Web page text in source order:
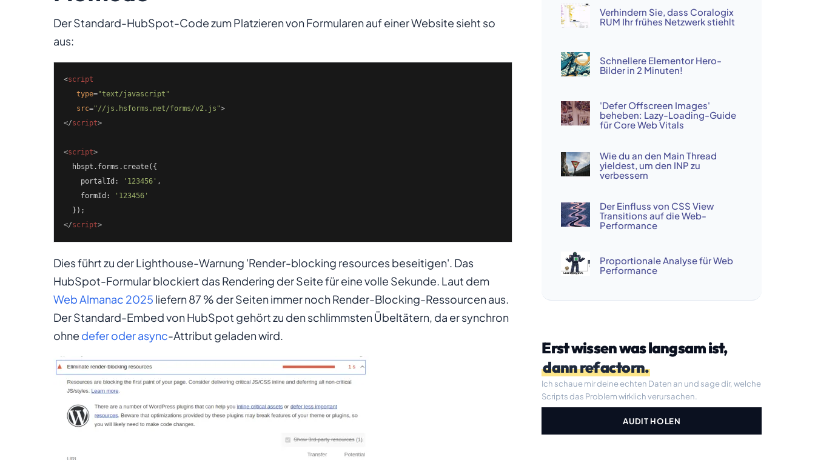
Der Standard-HubSpot-Code zum Platzieren von Formularen auf einer Website sieht so
aus:
<script
type="text/javascript"
src="//js.hsforms.net/forms/v2.js">
</script>
<script>
  hbspt.forms.create({
    portalId:
'123456' ,
    formId:
'123456'
</script>
Dies führt zu der Lighthouse-Warnung 'Render-blocking resources beseitigen'. Das
HubSpot-Formular blockiert das Rendering der Seite für eine volle Sekunde. Laut dem
Web Almanac 2025 liefern 87 % der Seiten immer noch Render-Blocking-Ressourcen aus.
Der Standard-Embed von HubSpot gehört zu den schlimmsten Übeltätern, da er synchron
ohne defer oder async-Attribut geladen wird.
Verhindern Sie, dass Coralogix
RUM Ihr frühes Netzwerk stiehlt
Schnellere Elementor Hero-
Bilder in 2 Minuten!
'Defer Offscreen Images'
beheben: Lazy-Loading-Guide
für Core Web Vitals
Wie du an den Main Thread
yieldest, um den INP zu
verbessern
Der Einfluss von CSS View
Transitions auf die Web-
Performance
Proportionale Analyse für Web
Performance
Erst wissen was langsam ist,
dann refactorn.
Ich schaue mir deine echten Daten an und sage dir, welche
Scripts das Problem wirklich verursachen.
AUDIT HOLEN